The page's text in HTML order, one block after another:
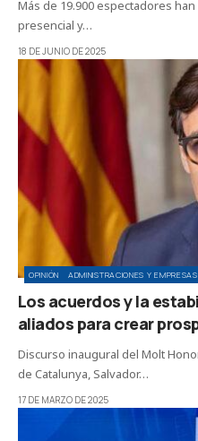
Más de 19.900 espectadores
presencial y…
18 DE JUNIO DE 2025
OPINIÓN ADMINISTRACIONES Y
Los acuerdos y la
aliados para crear
Discurso inaugural del Molt
de Catalunya, Salvador…
17 DE MARZO DE 2025